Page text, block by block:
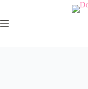
springen